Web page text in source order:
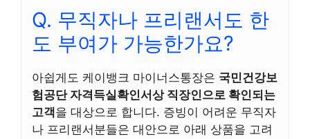
Q. 무직자나 프리랜서도 한
도 부여가 가능한가요?
아쉽게도 케이뱅크 마이너스통장은 국민건강보
험공단 자격득실확인서상 직장인으로 확인되는
고객을 대상으로 합니다. 증빙이 어려운 무직자
나 프리랜서분들은 대안으로 아래 상품을 고려